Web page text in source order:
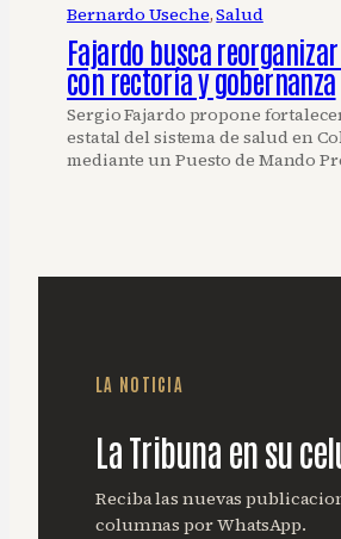
Bernardo Useche, Salud
Fajardo busca
con rectoría y gobernanza
Sergio Fajardo propone
estatal del sistema de salud en
mediante un Puesto de Mando
LA NOTICIA
La Tribuna en su
Reciba las nuevas
columnas por WhatsApp.